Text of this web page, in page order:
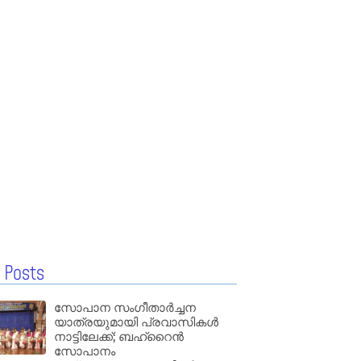
സോപാന സംഗീതാർച്ചന
യാത്രയുമായി പ്രവാസികൾ
നാട്ടിലേക്ക്; ബഹ്‌റൈൻ
സോപാനം